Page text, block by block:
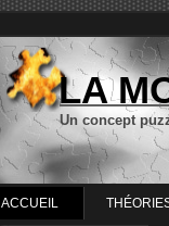
LA
Un concept
ACCUEIL